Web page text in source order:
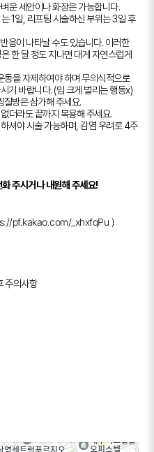
운 세안이나 화장은 가능합니다.
1일, 리프팅 시술하신 부위는 3일 후
응이 나타날 수도 있습니다. 이러한
한 달 정도 지나면 대게 자연스럽게
을 자제하여야 하며 무의식적으로
기 바랍니다. (입 크게 벌리는 행동x)
질방은 삼가해 주세요.
더라도 끝까지 복용해 주세요.
셔야 시술 가능하며, 감염 우려로 4주
주시거나 내원해 주세요!
pf.kakao.com/_xhxfqPu )
주의사항